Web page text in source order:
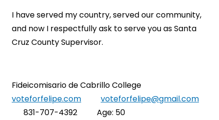
I have served my country, served our community,
and now I respectfully ask to serve you as Santa
Cruz County Supervisor.
Fideicomisario de Cabrillo College
voteforfelipe.com
voteforfelipe@gmail.com
831-707-4392 Age: 50